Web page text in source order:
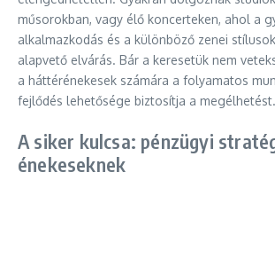
műsorokban, vagy élő koncerteken, ahol a
alkalmazkodás és a különböző zenei
alapvető elvárás. Bár a keresetük nem
a háttérénekesek számára a folyamatos
fejlődés lehetősége biztosítja a megélhetést.
A siker kulcsa: pénzügyi
énekeseknek